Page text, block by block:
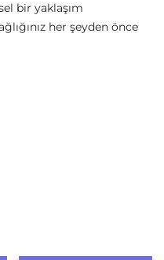
bir yaklaşım
her şeyden önce